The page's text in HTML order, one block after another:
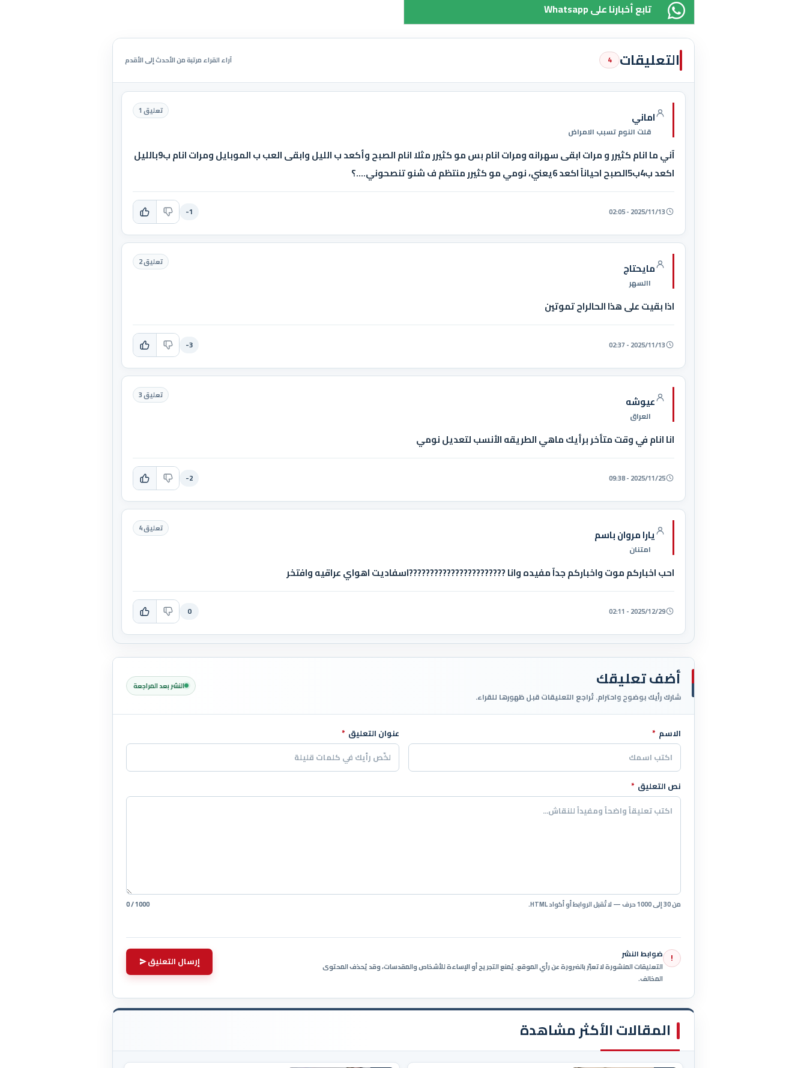
Whatsapp تابع أخبارنا على
التعليقات 4 آراء القراء مرتبة من الأحدث إلى الأقدم
اماني
قلت النوم تسبب الامراض
تعليق 1
آني ما انام كثيرر و مرات ابقى سهرانه ومرات انام بس مو كثيرر مثلا انام الصبح وأكعد ب الليل وابقى العب ب الموبايل ومرات انام ب9بالليل
اكعد ب4ب5الصبح احياناً اكعد 6يعني، نومي مو كثيرر منتظم ف شنو تنصحوني....؟
2025/11/13 - 02:05
-1
مايحتاج
االسهر
تعليق 2
اذا بقيت على هذا الحالراح تموتين
2025/11/13 - 02:37
-3
عيوشه
العراق
تعليق 3
انا انام في وقت متأخر برأيك ماهي الطريقه الأنسب لتعديل نومي
2025/11/25 - 09:38
-2
يارا مروان باسم
امتنان
تعليق 4
احب اخباركم موت واخباركم جدآ مفيده وانا ???????????????????????اسفاديت اهواي عراقيه وافتخر
2025/12/29 - 02:11
0
أضف تعليقك
شارك رأيك بوضوح واحترام. تُراجع التعليقات قبل ظهورها للقراء.
النشر بعد المراجعة
اترك هذا الحقل فارغاً
الاسم * عنوان التعليق *
نص التعليق *
من 30 إلى 1000 حرف — لا تُقبل الروابط أو أكواد HTML. 0 / 1000
! ضوابط النشر
التعليقات المنشورة لا تعبّر بالضرورة عن رأي الموقع. يُمنع التجريح أو الإساءة للأشخاص والمقدسات، وقد يُحذف المحتوى
المخالف.
إرسال التعليق
المقالات الأكثر مشاهدة